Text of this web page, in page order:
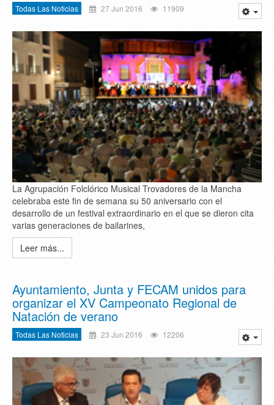
Todas Las Noticias 27 Jun 2016 11909
La Agrupación Folclórico Musical Trovadores de la Mancha
celebraba este fin de semana su 50 aniversario con el
desarrollo de un festival extraordinario en el que se dieron cita
varias generaciones de bailarines,
Leer más...
Ayuntamiento, Junta y FECAM unidos para
organizar el XV Campeonato Regional de
Natación de verano
Todas Las Noticias 23 Jun 2016 12206